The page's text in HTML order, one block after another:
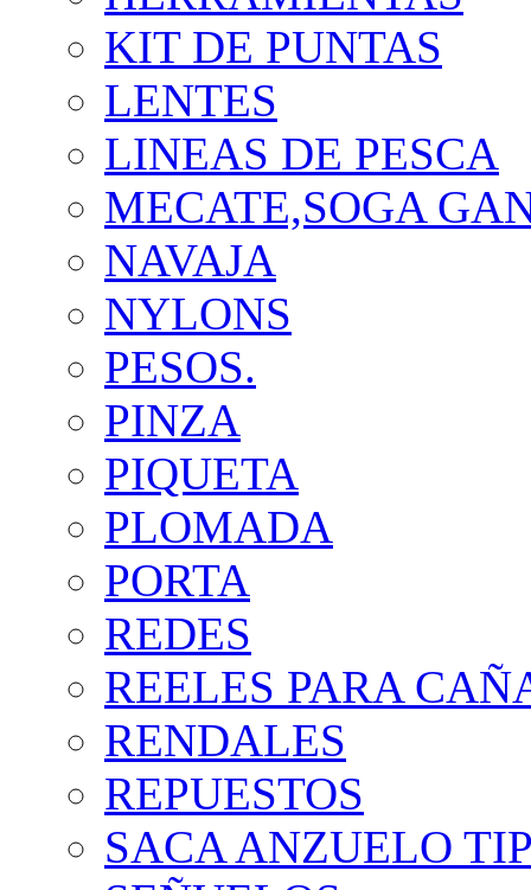
KIT DE PUNTAS
LENTES
LINEAS DE PESCA
MECATE,SOGA
NAVAJA
NYLONS
PESOS.
PINZA
PIQUETA
PLOMADA
PORTA
REDES
REELES PARA
RENDALES
REPUESTOS
SACA ANZUELO